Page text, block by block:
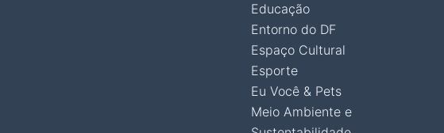
Educação
Entorno do DF
Espaço Cultural
Esporte
Eu Você & Pets
Meio Ambiente e